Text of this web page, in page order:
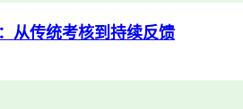
从传统考核到持续反馈